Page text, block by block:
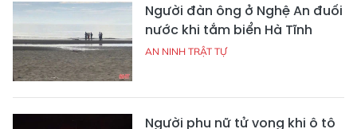
Người đàn ông ở Nghệ An đuối
nước khi tắm biển Hà Tĩnh
AN NINH TRẬT TỰ
Người phụ nữ tử vong khi ô tô